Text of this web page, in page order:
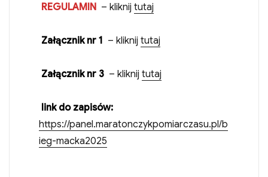
REGULAMIN – kliknij tutaj
Załącznik nr 1 – kliknij tutaj
Załącznik nr 3 – kliknij tutaj
link do zapisów:
https://panel.maratonczykpomiarczasu.pl/b
ieg-macka2025